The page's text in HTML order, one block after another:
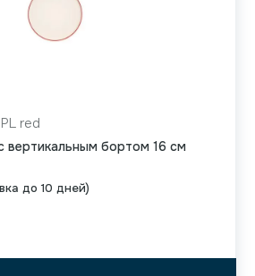
до 10 дней)
red
вертикальным бортом 16 см